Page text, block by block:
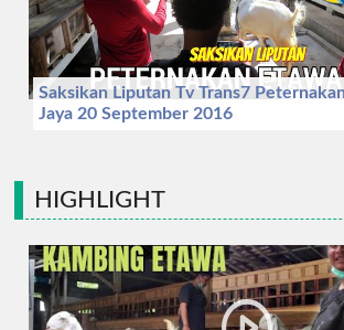
Saksikan Liputan Tv Trans7
Jaya 20 September 2016
HIGHLIGHT